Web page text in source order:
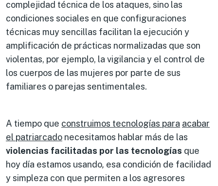
complejidad técnica de los ataques, sino las
condiciones sociales en que configuraciones
técnicas muy sencillas facilitan la ejecución y
amplificación de prácticas normalizadas que son
violentas, por ejemplo, la vigilancia y el control de
los cuerpos de las mujeres por parte de sus
familiares o parejas sentimentales.
A tiempo que construimos tecnologías para acabar
el patriarcado necesitamos hablar más de las
violencias facilitadas por las tecnologías que
hoy día estamos usando, esa condición de facilidad
y simpleza con que permiten a los agresores